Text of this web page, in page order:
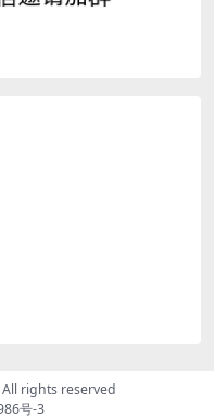
All rights reserved
号-3